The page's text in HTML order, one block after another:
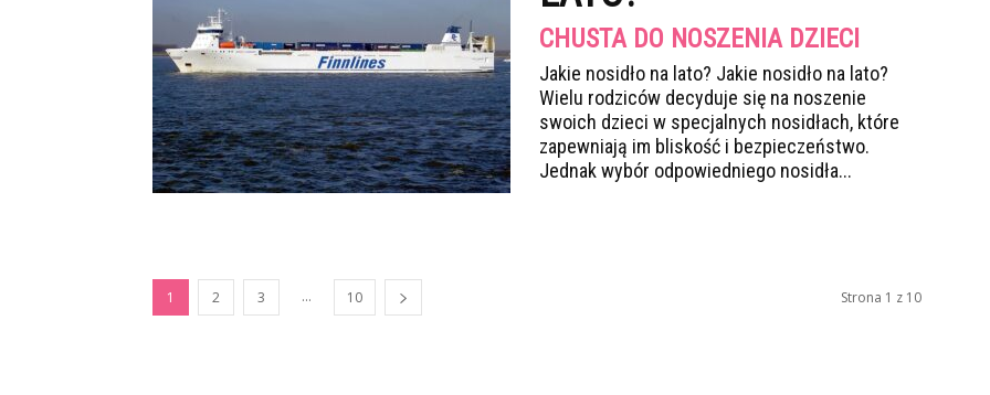
CHUSTA DO NOSZENIA DZIECI
Jakie nosidło na lato? Jakie nosidło na lato?
Wielu rodziców decyduje się na noszenie
swoich dzieci w specjalnych nosidłach, które
zapewniają im bliskość i bezpieczeństwo.
Jednak wybór odpowiedniego nosidła...
1 2 3 ... 10 Strona 1 z 10